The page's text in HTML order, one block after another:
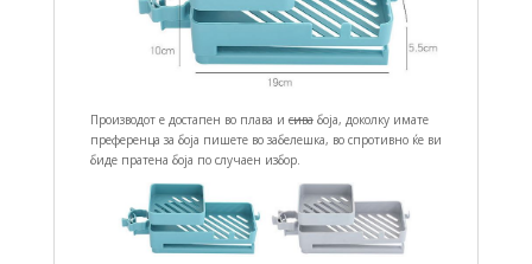
Производот е достапен во плава исивабоја, доколку имате
преференца за боја пишете во забелешка, во спротивно ќе ви
биде пратена боја по случаен избор.